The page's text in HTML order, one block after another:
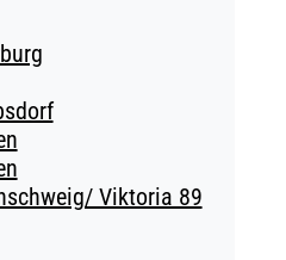
Viktoria 89